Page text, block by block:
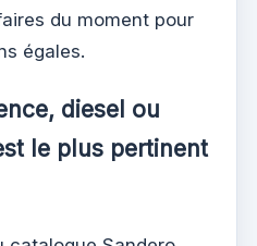
du moment pour
égales.
diesel ou
le plus pertinent